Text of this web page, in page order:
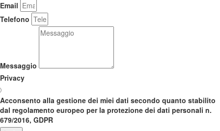
Email
Telefono
Messaggio
Privacy
Acconsento alla gestione dei miei dati secondo quanto stabilito
dal regolamento europeo per la protezione dei dati personali n.
679/2016, GDPR